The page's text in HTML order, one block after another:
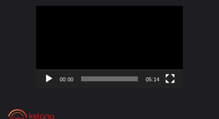
00:00 05:14